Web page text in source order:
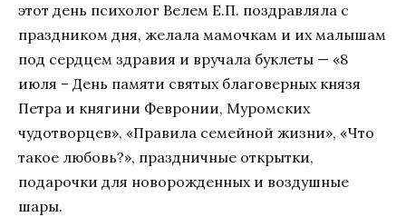
этот день психолог Велем Е.П. поздравляла с
праздником дня, желала мамочкам и их малышам
под сердцем здравия и вручала буклеты — «8
июля – День памяти святых благоверных князя
Петра и княгини Февронии, Муромских
чудотворцев», «Правила семейной жизни», «Что
такое любовь?», праздничные открытки,
подарочки для новорожденных и воздушные
шары.